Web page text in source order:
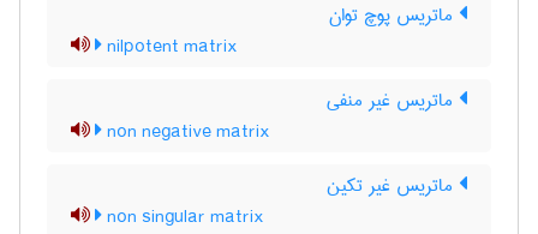
ماتریس پوچ توان
nilpotent matrix
ماتریس غیر منفی
non negative matrix
ماتریس غیر تکین
non singular matrix